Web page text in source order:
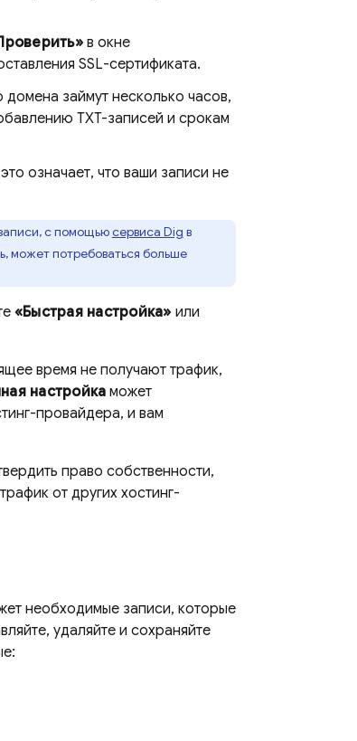
в окне
SSL-сертификата.
займут несколько часов,
TXT-записей и срокам
означает, что ваши записи не
с помощьюсервиса Dig в
может потребоваться больше
«Быстрая настройка» или
время не получают трафик,
настройка может
провайдера, и вам
право собственности,
от других хостинг-
необходимые записи, которые
удаляйте и сохраняйте